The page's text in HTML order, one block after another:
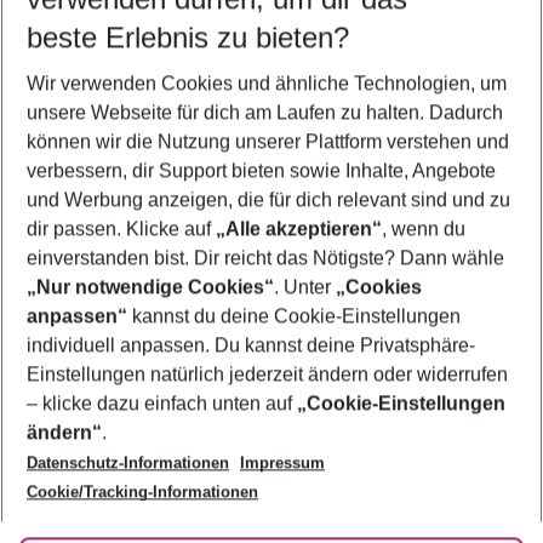
5-8 Nächte
2 Erwachsene Keine Kinder
Mehr Filter anzeigen
Footer
Footer navigation
Über uns
AGB
Bestpreisgarantie
Cookie-Einstellungen ändern
Cookie-Richtlinie
Agenturbetreuung
Barrierefreies Reisen
Folge uns
beste Erlebnis zu bieten?
Wir verwenden Cookies und ähnliche Technologien, um
unsere Webseite für dich am Laufen zu halten. Dadurch
können wir die Nutzung unserer Plattform verstehen und
verbessern, dir Support bieten sowie Inhalte, Angebote
und Werbung anzeigen, die für dich relevant sind und zu
dir passen. Klicke auf „Alle akzeptieren“, wenn du
einverstanden bist. Dir reicht das Nötigste? Dann wähle
„Nur notwendige Cookies“. Unter „Cookies
anpassen“ kannst du deine Cookie-Einstellungen
individuell anpassen. Du kannst deine Privatsphäre-
Einstellungen natürlich jederzeit ändern oder widerrufen
– klicke dazu einfach unten auf „Cookie-Einstellungen
ändern“.
Datenschutz-Informationen
Impressum
Cookie/Tracking-Informationen